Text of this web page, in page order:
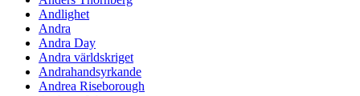
Andlighet
Andra
Andra Day
Andra världskriget
Andrahandsyrkande
Andrea Riseborough